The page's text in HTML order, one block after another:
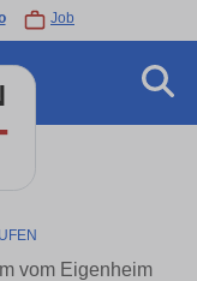
Job
vom Eigenheim